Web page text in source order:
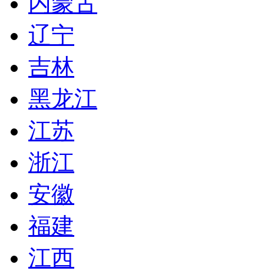
辽宁
吉林
黑龙江
江苏
浙江
安徽
福建
江西